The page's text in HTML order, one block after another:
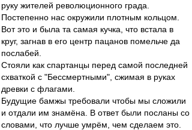
руку жителей революционного града.
Постепенно нас окружили плотным кольцом.
Вот это и была та самая кучка, что встала в
круг, загнав в его центр пацанов помельче да
послабей.
Стояли как спартанцы перед самой последней
схваткой с "Бессмертными", сжимая в руках
древки с флагами.
Будущие бамжы требовали чтобы мы сложили
и отдали им знамёна. В ответ были посланы со
словами, что лучше умрём, чем сделаем это.